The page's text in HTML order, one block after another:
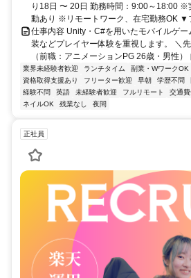
り18日 〜 20日 勤務時間：9:00～18:00
動あり ※リモートワーク、在宅勤務OK ▼
仕事内容 Unity・C#を用いたモバイルゲ
装などプレイヤー体験を重視します。 ＼
（前職：アニメーションPG 26歳・男性
業界未経験者歓迎 ランチタイム 副業・WワークOK
資格取得支援あり
フリーター歓迎 早朝 学歴不問
経験不問
英語 未経験者歓迎 フルリモート 交通
ネイルOK
残業なし 夜間
正社員